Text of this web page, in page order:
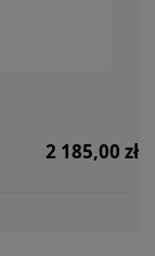
2 185,00 zł